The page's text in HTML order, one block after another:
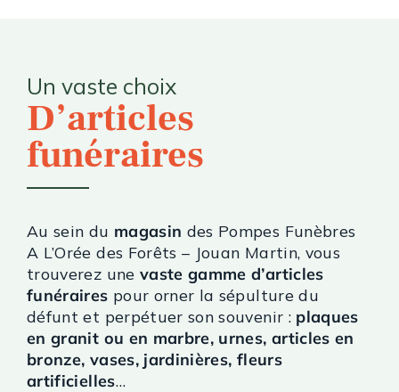
Un vaste choix
D’articles
funéraires
Au sein du magasin des Pompes Funèbres
A L’Orée des Forêts – Jouan Martin, vous
trouverez une vaste gamme d’articles
funéraires pour orner la sépulture du
défunt et perpétuer son souvenir : plaques
en granit ou en marbre, urnes, articles en
bronze, vases, jardinières, fleurs
artificielles…